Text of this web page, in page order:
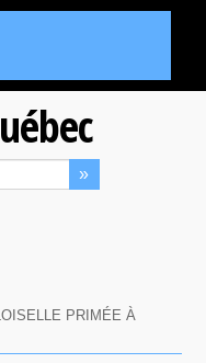
PRIMÉE À